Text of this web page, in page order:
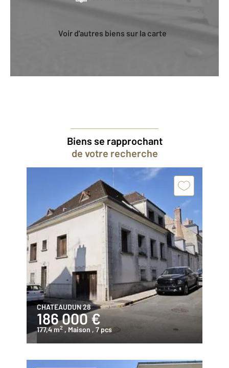
Voir d'autres biens sur la carte
Biens se rapprochant
de votre recherche
CHATEAUDUN 28
186 000 €
177,4 m2 , Maison , 7 pcs